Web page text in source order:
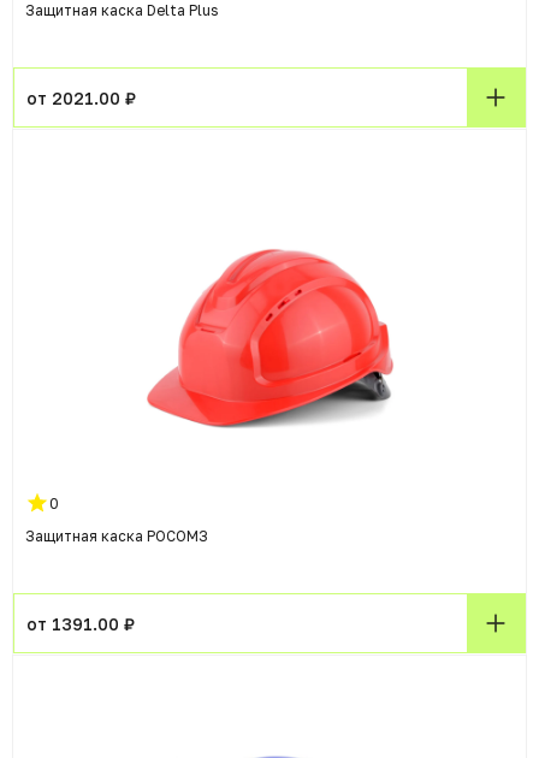
Защитная каска Delta Plus
от 2021.00 ₽
0
Защитная каска РОСОМЗ
от 1391.00 ₽